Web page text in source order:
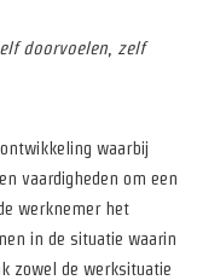
doorvoelen zelf
waarbij
vaardigheden om een
werknemer het
in de situatie waarin
zowel de werksituatie